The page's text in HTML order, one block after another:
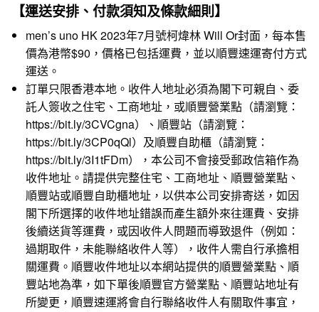
【運送安排、付款須知及條款細則】
men’s uno HK 2023年7月號柯煒林 Will Or封面，每本售
價為港幣$90，價格已包括運費，並以順豐速運寄付方式
運送。
訂單只限香港本地。收件人地址必須為閣下可親自、委
託人簽收之住宅、工商地址，或順豐營業點（請瀏覽：
https://bit.ly/3CVCgna）、順豐站（請瀏覽：
https://bit.ly/3CP0qQl）及順豐自助櫃（請瀏覽：
https://bit.ly/3I1tFDm），本公司不會接受郵政信箱作為
收件地址。請提供完整住宅、工商地址、順豐營業點、
順豐站或順豐自助櫃地址，以供本公司安排寄送，如因
閣下所選擇的收件地址錯誤而產生額外來往運費、安排
後續送貨等運費，或因收件人問題而導致退件（例如：
過期取件，未能聯絡收件人等），收件人需自行承擔相
關運費。順豐收件地址以本網站提供的順豐營業點、順
豐站地為準，如下單後順豐官方營業點、順豐站地址有
所變更，順豐速運將會自行聯絡收件人有關取件事宜，